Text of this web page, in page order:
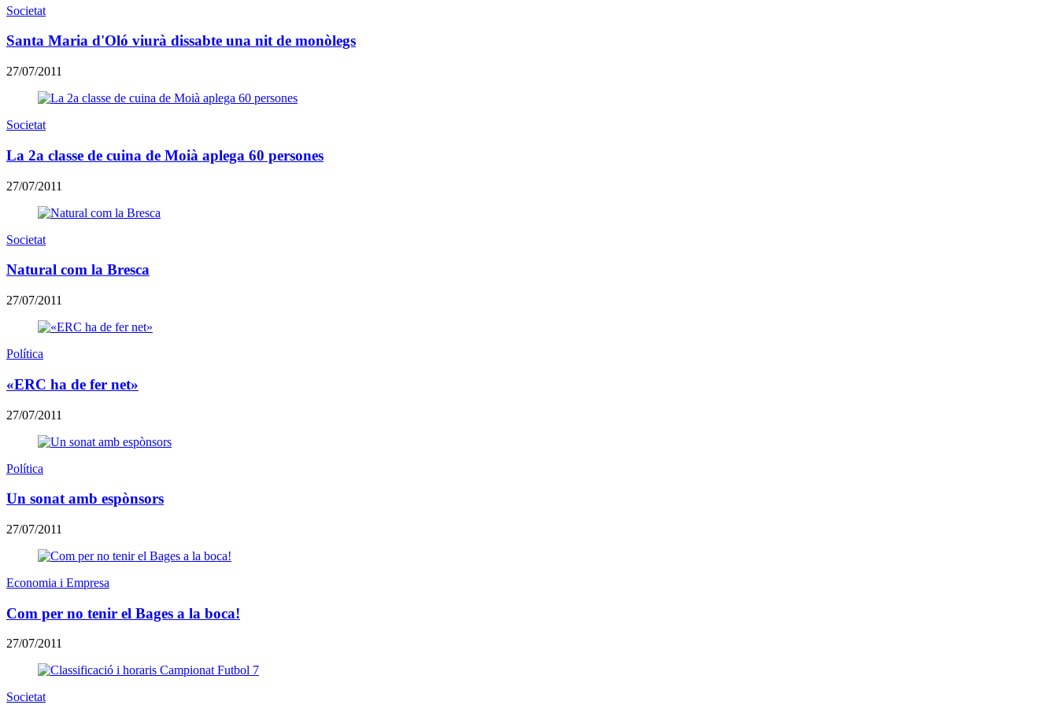
Societat
Santa Maria d'Oló viurà dissabte una nit de monòlegs
27/07/2011
Societat
La 2a classe de cuina de Moià aplega 60 persones
27/07/2011
Societat
Natural com la Bresca
27/07/2011
Política
«ERC ha de fer net»
27/07/2011
Política
Un sonat amb espònsors
27/07/2011
Economia i Empresa
Com per no tenir el Bages a la boca!
27/07/2011
Societat